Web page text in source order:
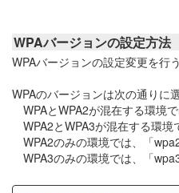
WPAバージョンの設定方法
WPAバージョンの設定変更を行う
WPAのバージョンは次の通りに
WPAとWPA2が混在する環境
WPA2とWPA3が混在する環
WPA2のみの環境では、「
WPA3のみの環境では、「